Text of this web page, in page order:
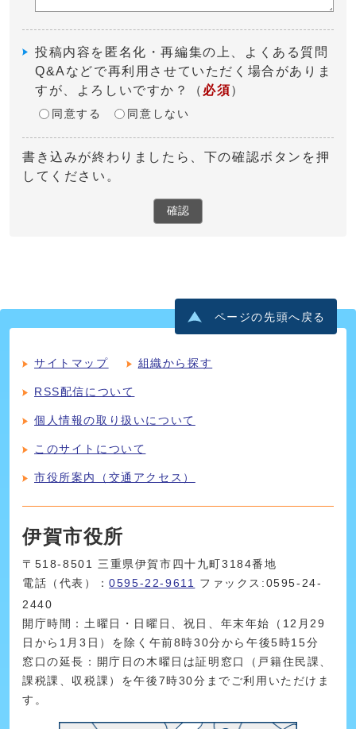
投稿内容を匿名化・再編集の上、よくある質問
Q&Aなどで再利用させていただく場合がありま
すが、よろしいですか？
（ 必須）
同意する 同意しない
書き込みが終わりましたら、下の確認ボタンを押
してください。
確認
ページの先頭へ戻る
サイトマップ 組織から探す
RSS配信について
個人情報の取り扱いについて
このサイトについて
市役所案内（交通アクセス）
伊賀市役所
〒518-8501 三重県伊賀市四十九町3184番地
電話（代表）：0595-22-9611 ファックス:0595-24-
2440
開庁時間：土曜日・日曜日、祝日、年末年始（12月29
日から1月3日）を除く午前8時30分から午後5時15分
窓口の延長：開庁日の木曜日は証明窓口（戸籍住民課、
課税課、収税課）を午後7時30分までご利用いただけま
す。